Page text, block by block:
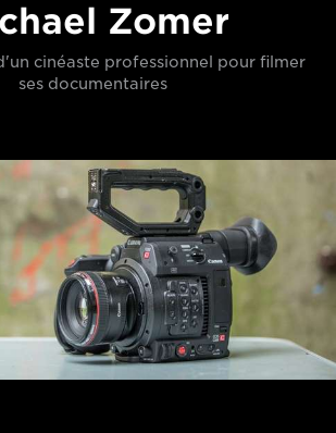
Zomer
cinéaste professionnel pour filmer
ses documentaires